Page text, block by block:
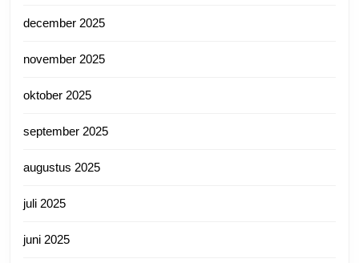
december 2025
november 2025
oktober 2025
september 2025
augustus 2025
juli 2025
juni 2025